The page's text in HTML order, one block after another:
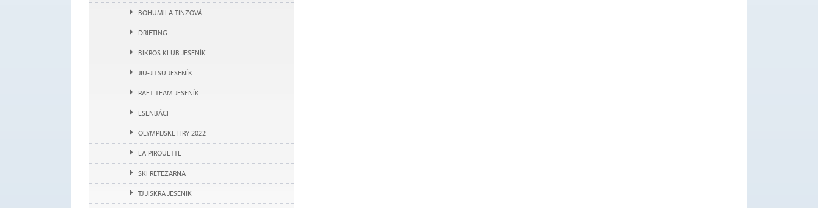
BOHUMILA TINZOVÁ
DRIFTING
BIKROS KLUB JESENÍK
JIU-JITSU JESENÍK
RAFT TEAM JESENÍK
ESENBÁCI
OLYMPIJSKÉ HRY 2022
LA PIROUETTE
SKI ŘETĚZÁRNA
TJ JISKRA JESENÍK